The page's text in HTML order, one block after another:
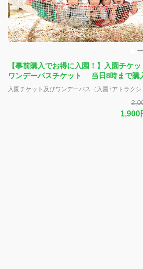
【事前購入でお得に入園！】入園チケッ
ワンデーパスチケット 当日8時まで購
能！
1,900